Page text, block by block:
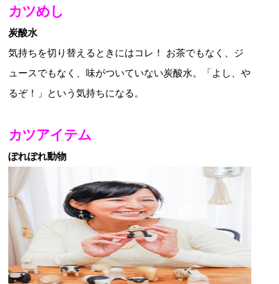
カツめし
炭酸水
気持ちを切り替えるときにはコレ！ お茶でもなく、ジ
ュースでもなく、味がついていない炭酸水。「よし、や
るぞ！」という気持ちになる。
カツアイテム
ぽれぽれ動物